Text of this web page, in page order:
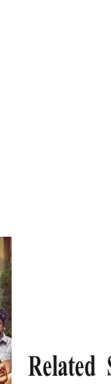
Related